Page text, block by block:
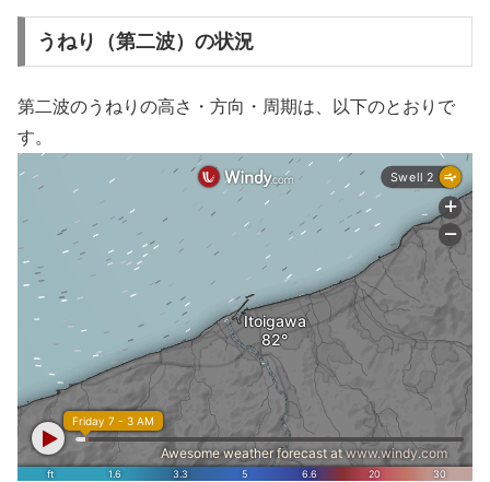
うねり（第二波）の状況
第二波のうねりの高さ・方向・周期は、以下のとおりで
す。